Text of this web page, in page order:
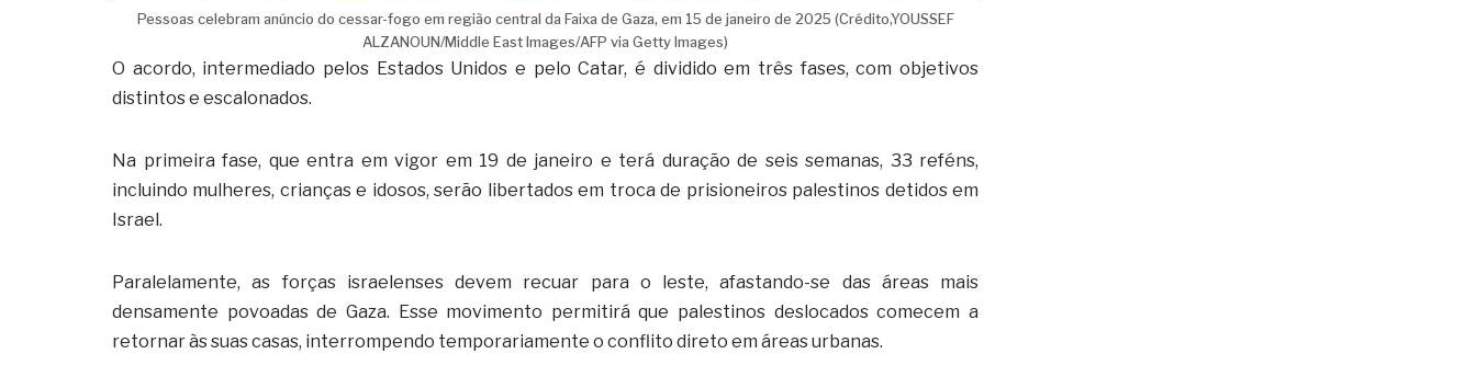
Pessoas celebram anúncio do cessar-fogo em região central da Faixa de Gaza, em 15 de janeiro de 2025 (Crédito,YOUSSEF
ALZANOUN/Middle East Images/AFP via Getty Images)
O acordo, intermediado pelos Estados Unidos e pelo Catar, é dividido em três fases, com objetivos
distintos e escalonados.
Na primeira fase, que entra em vigor em 19 de janeiro e terá duração de seis semanas, 33 reféns,
incluindo mulheres, crianças e idosos, serão libertados em troca de prisioneiros palestinos detidos em
Israel.
Paralelamente, as forças israelenses devem recuar para o leste, afastando-se das áreas mais
densamente povoadas de Gaza. Esse movimento permitirá que palestinos deslocados comecem a
retornar às suas casas, interrompendo temporariamente o conflito direto em áreas urbanas.